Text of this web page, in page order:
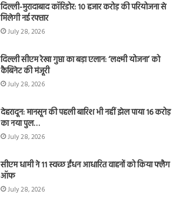
दिल्ली-मुरादाबाद कॉरिडोर: 10 हजार करोड़ की परियोजना से
मिलेगी नई रफ्तार
July 28, 2026
दिल्ली सीएम रेखा गुप्ता का बड़ा एलान: ‘लक्ष्मी योजना’ को
कैबिनेट की मंजूरी
July 28, 2026
देहरादून: मानसून की पहली बारिश भी नहीं झेल पाया 16 करोड़
का नया पुल…
July 28, 2026
सीएम धामी ने 11 स्वच्छ ईंधन आधारित वाहनों को किया फ्लैग
ऑफ
July 28, 2026